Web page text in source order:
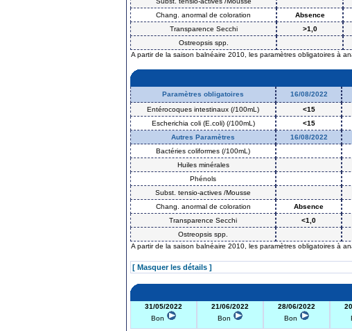
Chang. anormal de coloration
Absence
Transparence Secchi
>1,0
Ostreopsis spp.
A partir de la saison balnéaire 2010, les paramètres obligatoires à
Paramètres obligatoires 16/08/2022
Entérocoques intestinaux (/100mL)
<15
Escherichia coli (E.coli) (/100mL)
<15
Autres Paramètres
16/08/2022
Bactéries coliformes (/100mL)
Huiles minérales
Phénols
Subst. tensio-actives /Mousse
Chang. anormal de coloration
Absence
Transparence Secchi
<1,0
Ostreopsis spp.
A partir de la saison balnéaire 2010, les paramètres obligatoires à
[ Masquer les détails ]
31/05/2022
Bon
21/06/2022
Bon
28/06/2022
Bon